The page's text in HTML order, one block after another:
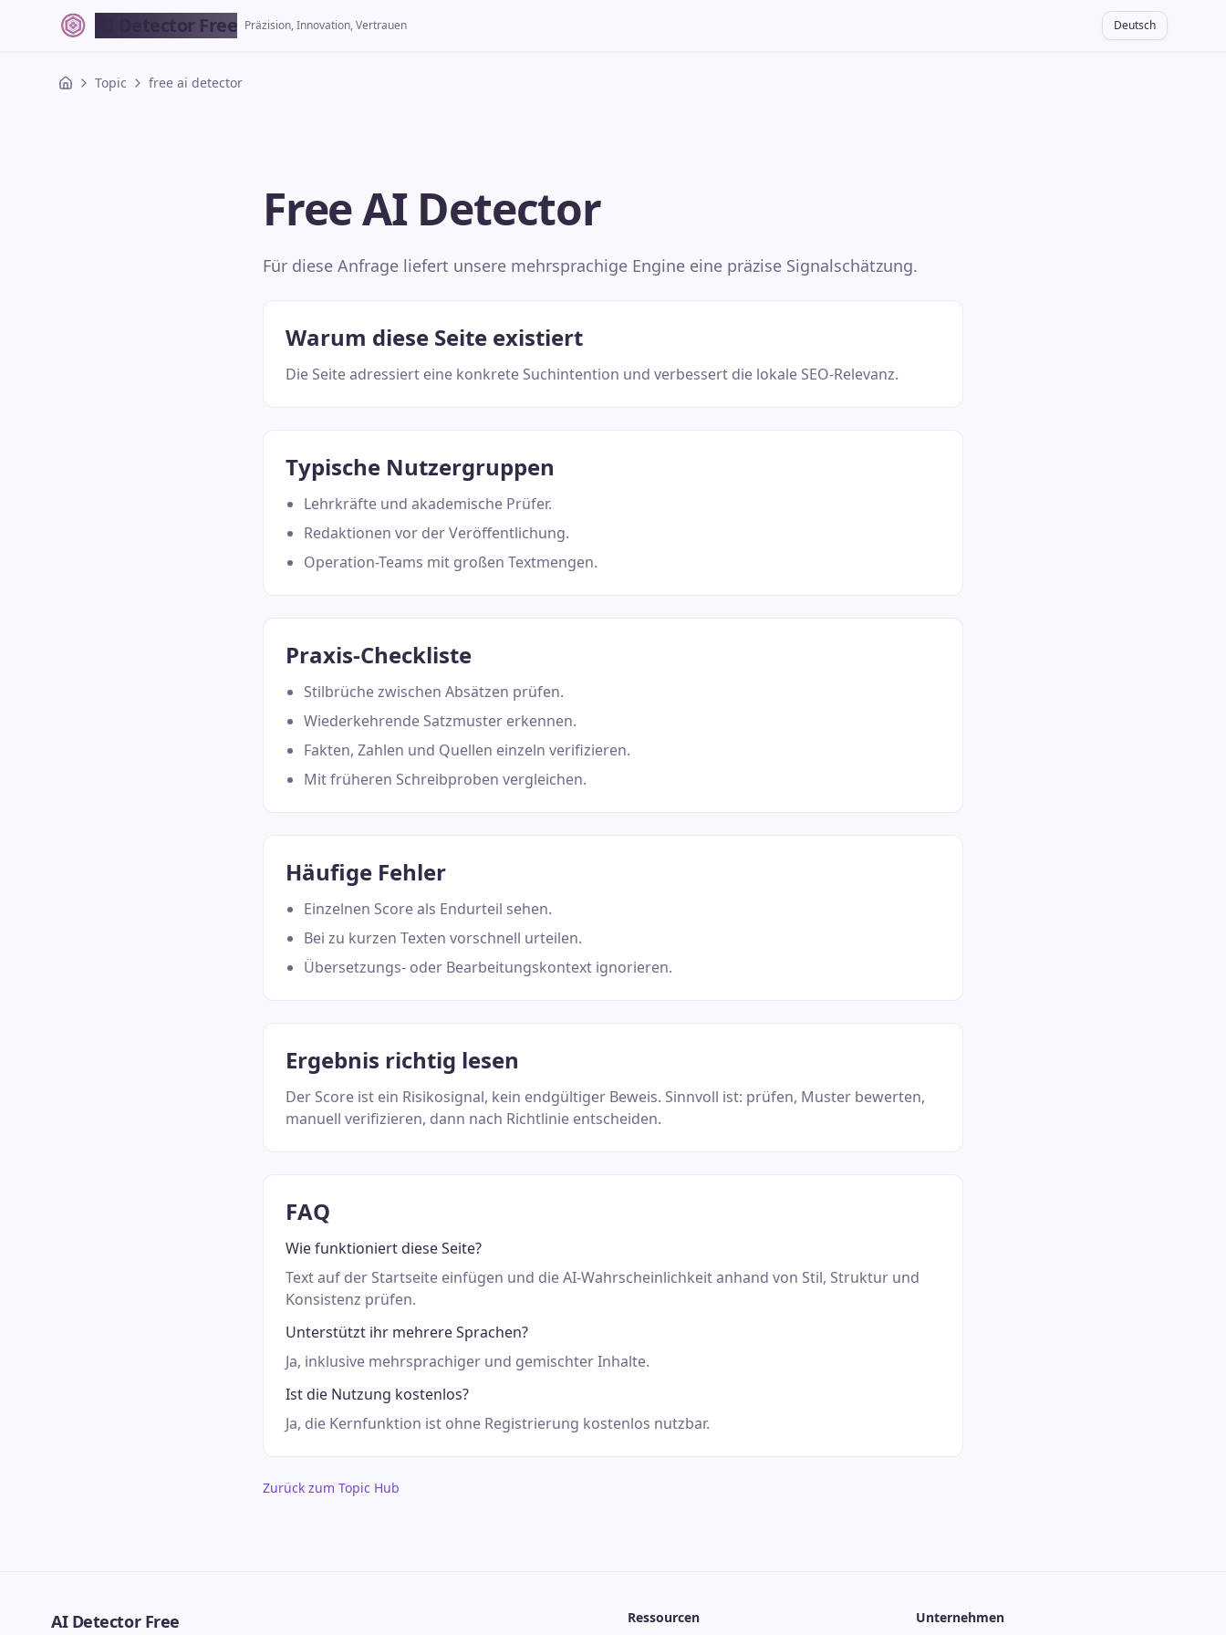
AI Detector Free Präzision, Innovation, Vertrauen Deutsch
Topic free ai detector
Free AI Detector
Für diese Anfrage liefert unsere mehrsprachige Engine eine präzise Signalschätzung.
Warum diese Seite existiert
Die Seite adressiert eine konkrete Suchintention und verbessert die lokale SEO-Relevanz.
Typische Nutzergruppen
Lehrkräfte und akademische Prüfer.
Redaktionen vor der Veröffentlichung.
Operation-Teams mit großen Textmengen.
Praxis-Checkliste
Stilbrüche zwischen Absätzen prüfen.
Wiederkehrende Satzmuster erkennen.
Fakten, Zahlen und Quellen einzeln verifizieren.
Mit früheren Schreibproben vergleichen.
Häufige Fehler
Einzelnen Score als Endurteil sehen.
Bei zu kurzen Texten vorschnell urteilen.
Übersetzungs- oder Bearbeitungskontext ignorieren.
Ergebnis richtig lesen
Der Score ist ein Risikosignal, kein endgültiger Beweis. Sinnvoll ist: prüfen, Muster bewerten,
manuell verifizieren, dann nach Richtlinie entscheiden.
FAQ
Wie funktioniert diese Seite?
Text auf der Startseite einfügen und die AI-Wahrscheinlichkeit anhand von Stil, Struktur und
Konsistenz prüfen.
Unterstützt ihr mehrere Sprachen?
Ja, inklusive mehrsprachiger und gemischter Inhalte.
Ist die Nutzung kostenlos?
Ja, die Kernfunktion ist ohne Registrierung kostenlos nutzbar.
Zurück zum Topic Hub
AI Detector Free Ressourcen Unternehmen